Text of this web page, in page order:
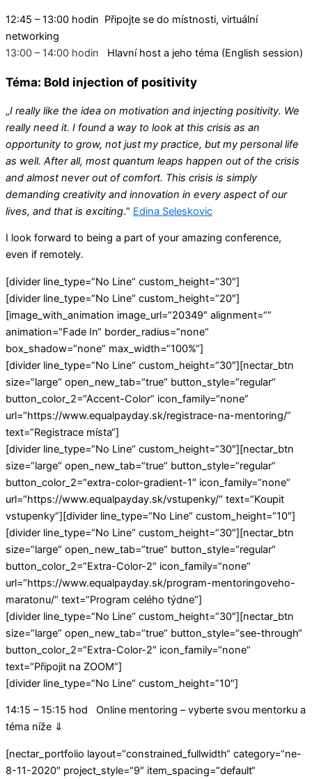
12:45 – 13:00 hodin Připojte se do místnosti, virtuální
networking
13:00 – 14:00 hodin Hlavní host a jeho téma (English session)
Téma: Bold injection of positivity
„I really like the idea on motivation and injecting positivity. We
really need it. I found a way to look at this crisis as an
opportunity to grow, not just my practice, butmy personal life
as well. After all, most quantum leaps happen out of the crisis
and almost never out of comfort. This crisis is simply
demanding creativity and innovation in every aspect of our
lives, and that is exciting.“ Edina Seleskovic
I look forward to being a part of your amazing conference,
even if remotely.
[divider line_type=“No Line“ custom_height=“30″]
[divider line_type=“No Line“ custom_height=“20″]
[image_with_animation image_url=“20349″ alignment=““
animation=“Fade In“ border_radius=“none“
box_shadow=“none“ max_width=“100%“]
[divider line_type=“No Line“ custom_height=“30″][nectar_btn
size=“large“ open_new_tab=“true“ button_style=“regular“
button_color_2=“Accent-Color“ icon_family=“none“
url=“https://www.equalpayday.sk/registrace-na-mentoring/“
text=“Registrace místa“]
[divider line_type=“No Line“ custom_height=“30″][nectar_btn
size=“large“ open_new_tab=“true“ button_style=“regular“
button_color_2=“extra-color-gradient-1″ icon_family=“none“
url=“https://www.equalpayday.sk/vstupenky/“ text=“Koupit
vstupenky“][divider line_type=“No Line“ custom_height=“10″]
[divider line_type=“No Line“ custom_height=“30″][nectar_btn
size=“large“ open_new_tab=“true“ button_style=“regular“
button_color_2=“Extra-Color-2″ icon_family=“none“
url=“https://www.equalpayday.sk/program-mentoringoveho-
maratonu/“ text=“Program celého týdne“]
[divider line_type=“No Line“ custom_height=“30″][nectar_btn
size=“large“ open_new_tab=“true“ button_style=“see-through“
button_color_2=“Extra-Color-2″ icon_family=“none“
text=“Připojit na ZOOM“]
[divider line_type=“No Line“ custom_height=“10″]
14:15 – 15:15 hod Online mentoring – vyberte svou mentorku a
téma níže ⇓
[nectar_portfolio layout=“constrained_fullwidth“ category=“ne-
8-11-2020″ project_style=“9″ item_spacing=“default“